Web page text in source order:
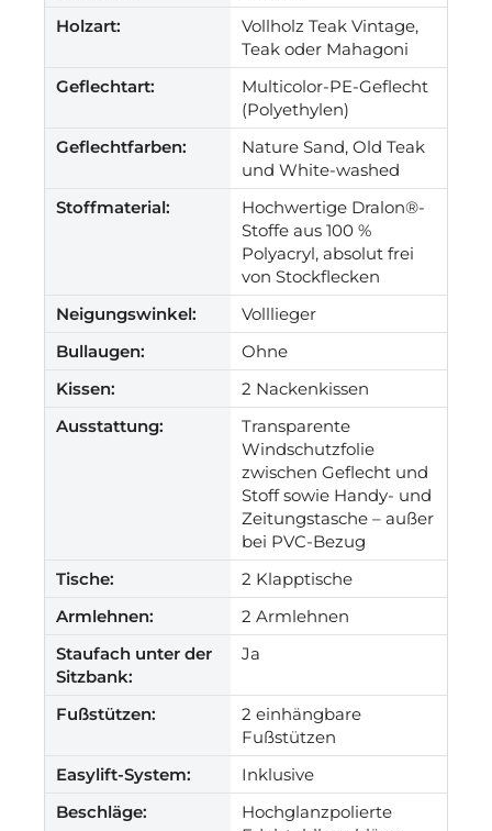
Holzart:
Vollholz Teak Vintage,
Teak oder Mahagoni
Geflechtart:
Multicolor-PE-Geflecht
(Polyethylen)
Geflechtfarben:
Nature Sand, Old Teak
und White-washed
Stoffmaterial:
Hochwertige Dralon®-
Stoffe aus 100 %
Polyacryl, absolut frei
von Stockflecken
Neigungswinkel:
Volllieger
Bullaugen:
Ohne
Kissen:
2 Nackenkissen
Ausstattung:
Transparente
Windschutzfolie
zwischen Geflecht und
Stoff sowie Handy- und
Zeitungstasche – außer
bei PVC-Bezug
Tische:
2 Klapptische
Armlehnen:
2 Armlehnen
Staufach unter der
Sitzbank:
Ja
Fußstützen:
2 einhängbare
Fußstützen
Easylift-System:
Inklusive
Beschläge:
Hochglanzpolierte